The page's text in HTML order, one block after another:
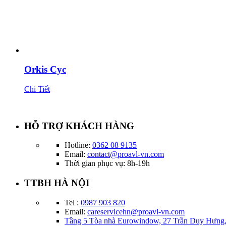
Orkis Cyc
Chi Tiết
HỖ TRỢ KHÁCH HÀNG
Hotline: 0362 08 9135
Email: contact@proavl-vn.com
Thời gian phục vụ: 8h-19h
TTBH HÀ NỘI
Tel : 0987 903 820
Email: careservicehn@proavl-vn.com
Tầng 5 Tòa nhà Eurowindow, 27 Trần Duy